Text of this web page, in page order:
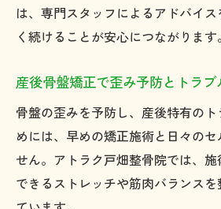
は、専門スタッフによるアドバイ
く続けることが安心につながります。
産後骨盤矯正で歪み予防とトラ
骨盤の歪みを予防し、産後特有の
めには、早めの矯正施術と日々の
せん。アトラク戸畑整骨院では、
できるストレッチや筋肉バランス